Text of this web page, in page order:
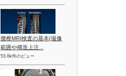
腰椎MRI検査の基本(撮像
範囲や構造上注...
53.6k件のビュー